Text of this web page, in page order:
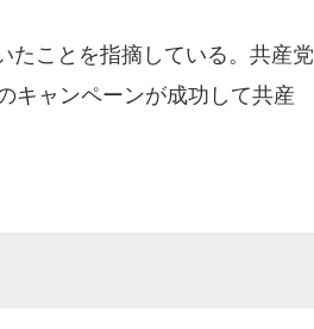
たことを指摘している。共産党
キャンペーンが成功して共産